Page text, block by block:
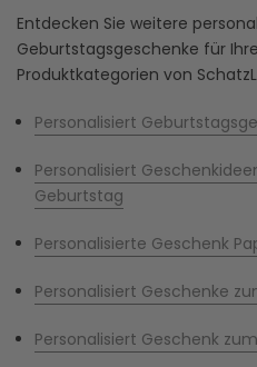
Entdecken Sie weitere
Geburtstagsgeschenke für
Produktkategorien von
Personalisiert
Personalisiert
Geburtstag
Personalisierte Geschenk
Personalisiert Geschenke
Personalisiert Geschenk